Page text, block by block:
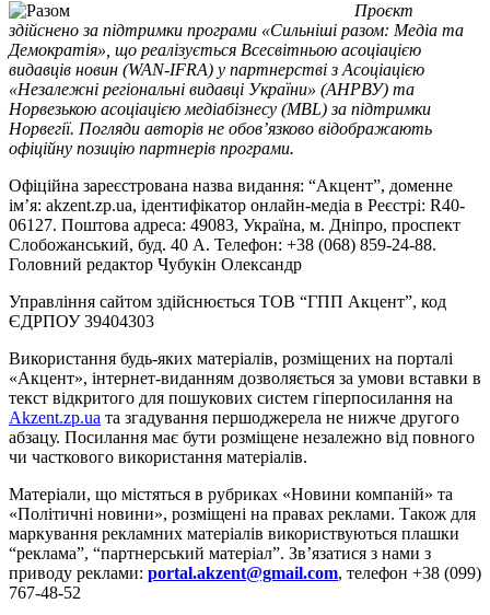
Проєкт
здійснено за підтримки програми «Сильніші разом: Медіа та
Демократія», що реалізується Всесвітньою асоціацією
видавців новин (WAN-IFRA) у партнерстві з Асоціацією
«Незалежні регіональні видавці України» (АНРВУ) та
Норвезькою асоціацією медіабізнесу (MBL) за підтримки
Норвегії. Погляди авторів не обов’язково відображають
офіційну позицію партнерів програми.
Офіційна зареєстрована назва видання: “Акцент”, доменне
ім’я: akzent.zp.ua, ідентифікатор онлайн-медіа в Реєстрі: R40-
06127. Поштова адреса: 49083, Україна, м. Дніпро, проспект
Слобожанський, буд. 40 А. Телефон: +38 (068) 859-24-88.
Головний редактор Чубукін Олександр
Управління сайтом здійснюється ТОВ “ГПП Акцент”, код
ЄДРПОУ 39404303
Використання будь-яких матеріалів, розміщених на порталі
«Акцент», інтернет-виданням дозволяється за умови вставки в
текст відкритого для пошукових систем гіперпосилання на
Akzent.zp.ua та згадування першоджерела не нижче другого
абзацу. Посилання має бути розміщене незалежно від повного
чи часткового використання матеріалів.
Матеріали, що містяться в рубриках «Новини компаній» та
«Політичні новини», розміщені на правах реклами. Також для
маркування рекламних матеріалів використвуються плашки
“реклама”, “партнерський матеріал”. Зв’язатися з нами з
приводу реклами: portal.akzent@gmail.com, телефон +38 (099)
767-48-52